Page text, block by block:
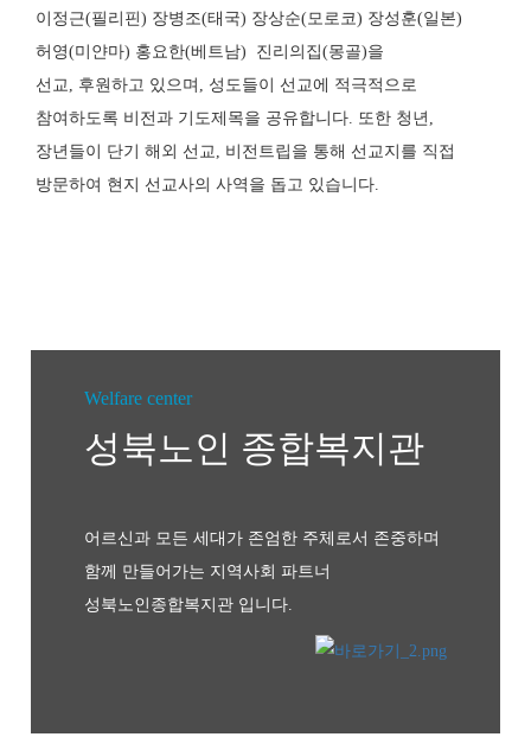
이정근(필리핀) 장병조(태국) 장상순(모로코) 장성훈(일본)
허영(미얀마) 홍요한(베트남) 진리의집(몽골)을
선교, 후원하고 있으며, 성도들이 선교에 적극적으로
참여하도록 비전과 기도제목을 공유합니다. 또한 청년,
장년들이 단기 해외 선교, 비전트립을 통해 선교지를 직접
방문하여 현지 선교사의 사역을 돕고 있습니다.
Welfare center
성북노인 종합복지관
어르신과 모든 세대가 존엄한 주체로서 존중하며
함께 만들어가는 지역사회 파트너
성북노인종합복지관 입니다.